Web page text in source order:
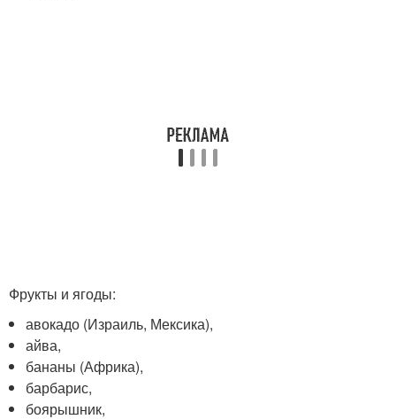
Фрукты и ягоды:
авокадо (Израиль, Мексика),
айва,
бананы (Африка),
барбарис,
боярышник,